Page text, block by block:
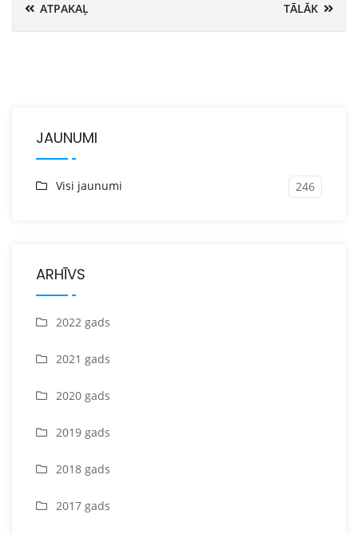
ATPAKAĻ TĀLĀK
JAUNUMI
Visi jaunumi 246
ARHĪVS
2022 gads
2021 gads
2020 gads
2019 gads
2018 gads
2017 gads